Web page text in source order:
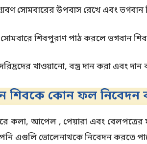
সোমবারের উপবাস রেখে এবং
শিবপুরাণ পাঠ করলে ভগবান
খাওয়ানো, বস্ত্র দান করা এবং দান
শিবকে কোন ফল নিবেদন
কলা, আপেল , পেয়ারা এবং
এগুলি ভোলেনাথকে নিবেদন করতে